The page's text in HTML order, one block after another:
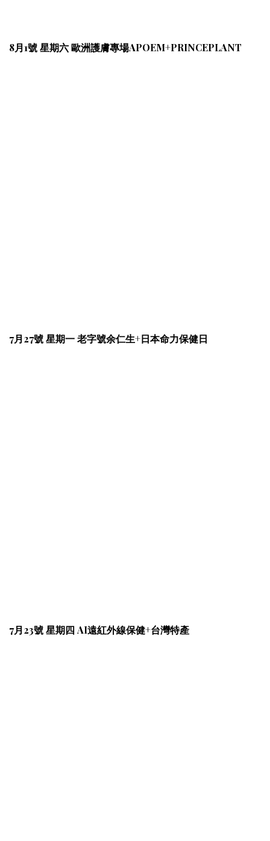
8月1號 星期六 歐洲護膚專場APOEM+PRINCEPLANT
7月27號 星期一 老字號余仁生+日本命力保健日
7月23號 星期四 AI遠紅外線保健+台灣特產